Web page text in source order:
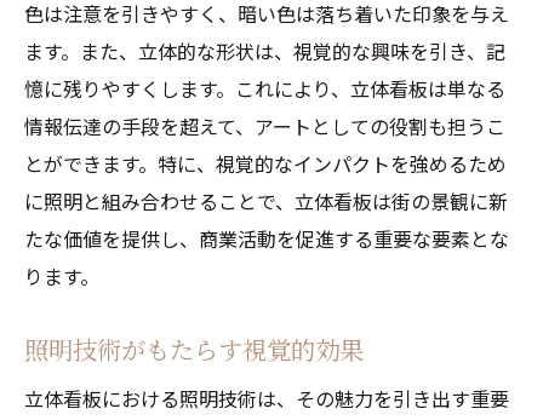
界
照明が芸術作品に与える影響
アーティストとデザイナーのコラボレーシ
ョン
立体看板が伝えるメッセージ
未来のアートとしての立体看板
夜空に浮かぶ立体看板がもたらす都市の新しい
色は注意を引きやすく、暗い色は落ち着いた印象を与え
ます。また、立体的な形状は、視覚的な興味を引き、記
憶に残りやすくします。これにより、立体看板は単なる
情報伝達の手段を超えて、アートとしての役割も担うこ
とができます。特に、視覚的なインパクトを強めるため
に照明と組み合わせることで、立体看板は街の景観に新
たな価値を提供し、商業活動を促進する重要な要素とな
ります。
照明技術がもたらす視覚的効果
立体看板における照明技術は、その魅力を引き出す重要